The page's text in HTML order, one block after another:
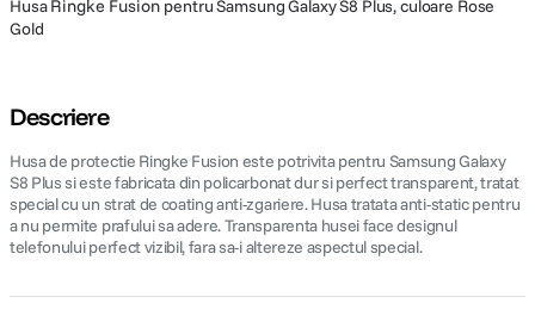
HusaRingke Fusion pentru Samsung Galaxy S8 Plus, culoare Rose
Gold
Descriere
Husa de protectie Ringke Fusion este potrivita pentru Samsung Galaxy
S8 Plus si este fabricata din policarbonat dur si perfect transparent, tratat
special cu un strat de coating anti-zgariere. Husa tratata anti-static pentru
a nu permite prafului sa adere. Transparenta husei face designul
telefonului perfect vizibil, fara sa-i altereze aspectul special.